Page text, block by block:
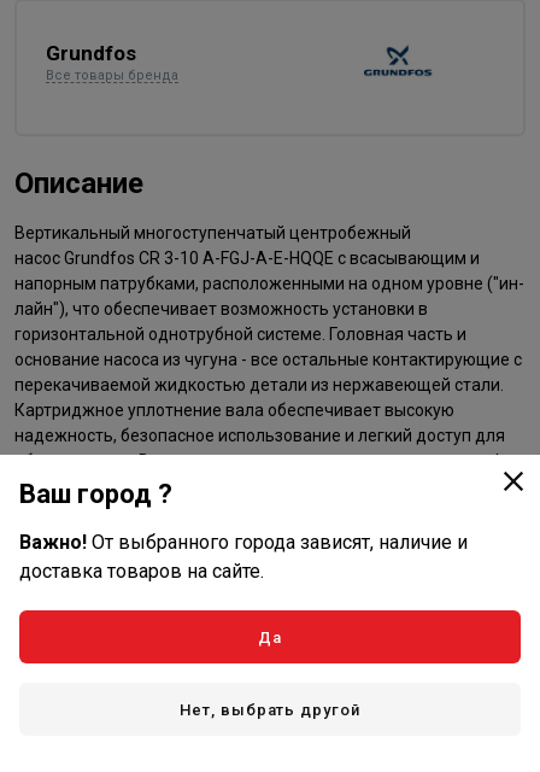
Grundfos
Все товары бренда
Описание
Вертикальный многоступенчатый центробежный
насос Grundfos​ CR 3-10 A-FGJ-A-E-HQQE с всасывающим и
напорным патрубками, расположенными на одном уровне ("ин-
лайн"), что обеспечивает возможность установки в
горизонтальной однотрубной системе. Головная часть и
основание насоса из чугуна - все остальные контактирующие с
перекачиваемой жидкостью детали из нержавеющей стали.
Картриджное уплотнение вала обеспечивает высокую
надежность, безопасное использование и легкий доступ для
обслуживания. Вращение передается через разъемную муфту.
Подсоединение к трубопроводу за счет использования
комбинированных фланцев согласно стандарту DIN-ANSI-JIS.
Насос оснащен асинхронным 3-фазным электродвигателем на
лапах, с воздушным охлаждением.
Ваш город ?
Важно! От выбранного города зависят, наличие и
доставка товаров на сайте.
Да
Нет, выбрать другой